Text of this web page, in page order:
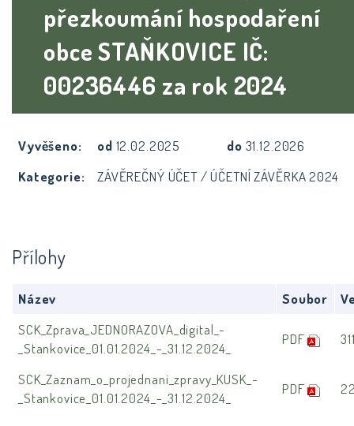
přezkoumání hospodaření
obce STAŇKOVICE IČ:
00236446 za rok 2024
Vyvěšeno: od 12.02.2025 do 31.12.2026
Kategorie:
ZÁVĚREČNÝ ÚČET / ÚČETNÍ ZÁVĚRKA 2024
Přílohy
Název Soubor
SCK_Zprava_JEDNORAZOVA_digital_-
_Stankovice_01.01.2024_-_31.12.2024_
PDF
SCK_Zaznam_o_projednani_zpravy_KUSK_-
_Stankovice_01.01.2024_-_31.12.2024_
PDF